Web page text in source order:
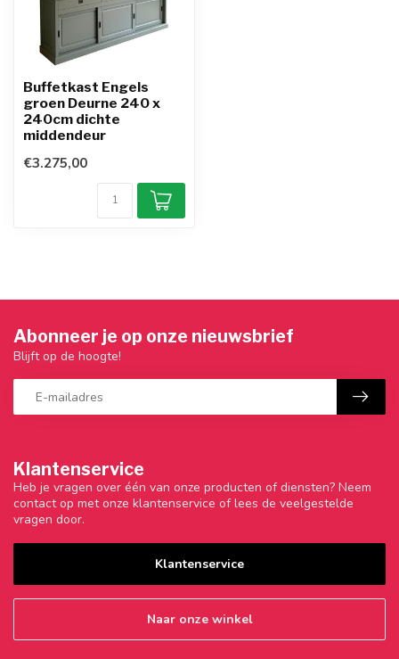
Buffetkast Engels
groen Deurne 240 x
240cm dichte
middendeur
€3.275,00
Klantenservice
Heb je vragen over één van onze producten of diensten? Neem
contact op met onze klantenservice of lees de veelgestelde
vragen door.
Klantenservice
Naar onze winkel
Abonneer je op onze nieuwsbrief
Blijft op de hoogte!